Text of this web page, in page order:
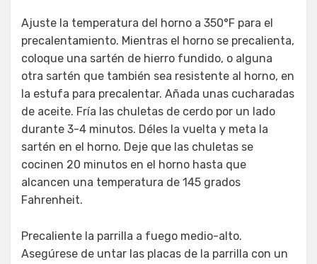
Ajuste la temperatura del horno a 350°F para el
precalentamiento. Mientras el horno se precalienta,
coloque una sartén de hierro fundido, o alguna
otra sartén que también sea resistente al horno, en
la estufa para precalentar. Añada unas cucharadas
de aceite. Fría las chuletas de cerdo por un lado
durante 3-4 minutos. Déles la vuelta y meta la
sartén en el horno. Deje que las chuletas se
cocinen 20 minutos en el horno hasta que
alcancen una temperatura de 145 grados
Fahrenheit.
Precaliente la parrilla a fuego medio-alto.
Asegúrese de untar las placas de la parrilla con un